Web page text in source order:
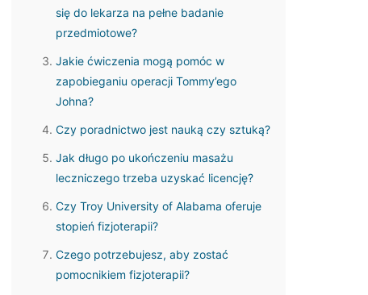
się do lekarza na pełne badanie
przedmiotowe?
Jakie ćwiczenia mogą pomóc w
zapobieganiu operacji Tommy’ego
Johna?
Czy poradnictwo jest nauką czy sztuką?
Jak długo po ukończeniu masażu
leczniczego trzeba uzyskać licencję?
Czy Troy University of Alabama oferuje
stopień fizjoterapii?
Czego potrzebujesz, aby zostać
pomocnikiem fizjoterapii?